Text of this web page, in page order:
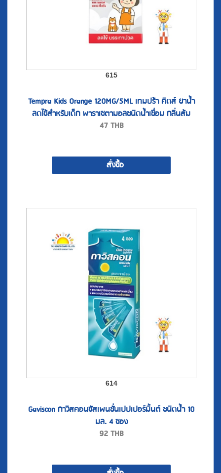
615
Tempra Kids Orange 120MG/5ML เทมปร้า คิดส์ ยาน้ำ
ลดไข้สำหรับเด็ก พาราเซตามอลชนิดน้ำเชื่อม กลิ่นส้ม
(60ml.) .A
47 THB
สั่งซื้อ
614
Gaviscon กาวิสคอนซัสเพนชั่นเปปเปอร์มิ้นต์ ชนิดน้ำ 10
มล. 4 ซอง
92THB